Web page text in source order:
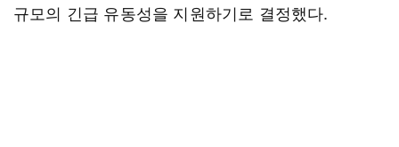
규모의 긴급 유동성을 지원하기로 결정했다.